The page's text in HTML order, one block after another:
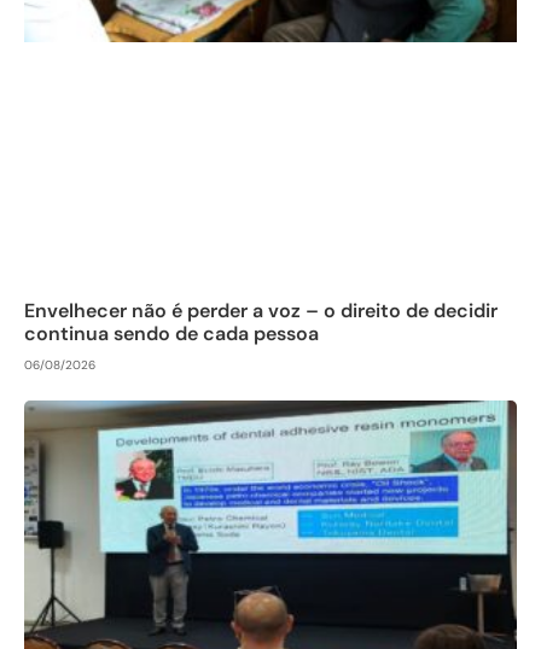
Envelhecer não é perder a voz – o direito de decidir
continua sendo de cada pessoa
06/08/2026